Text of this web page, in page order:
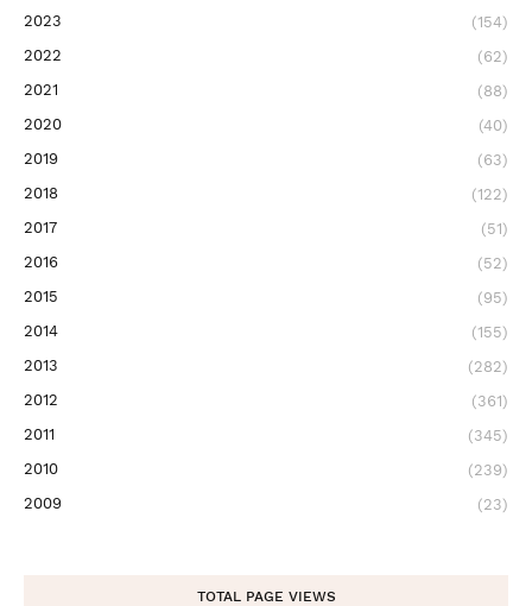
2023
(154)
2022
(62)
2021
(88)
2020
(40)
2019
(63)
2018
(122)
2017
(51)
2016
(52)
2015
(95)
2014
(155)
2013
(282)
2012
(361)
2011
(345)
2010
(239)
2009
(23)
TOTAL PAGE VIEWS